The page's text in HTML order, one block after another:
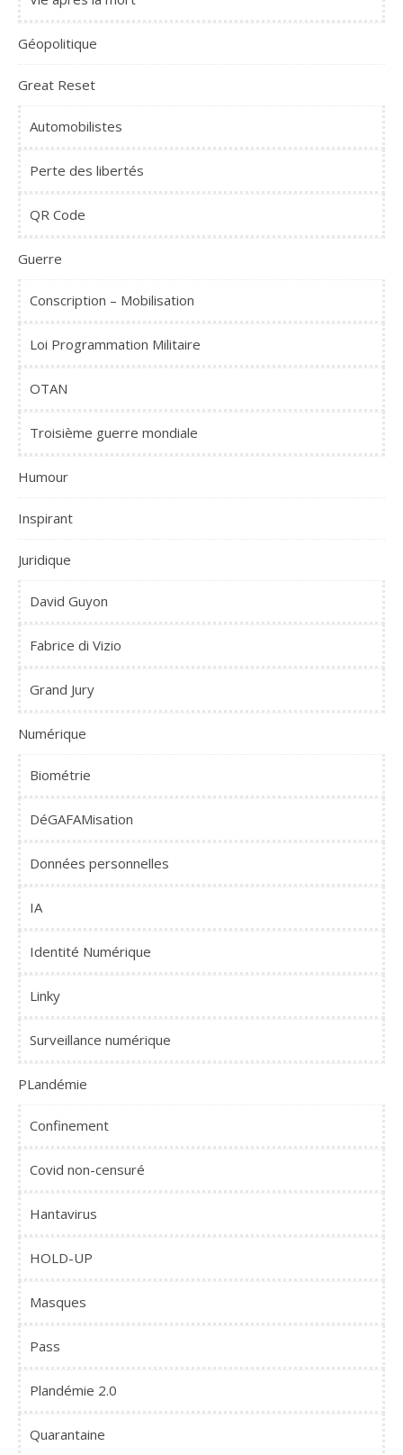
Géopolitique
Great Reset
Automobilistes
Perte des libertés
QR Code
Guerre
Conscription – Mobilisation
Loi Programmation Militaire
OTAN
Troisième guerre mondiale
Humour
Inspirant
Juridique
David Guyon
Fabrice di Vizio
Grand Jury
Numérique
Biométrie
DéGAFAMisation
Données personnelles
IA
Identité Numérique
Linky
Surveillance numérique
PLandémie
Confinement
Covid non-censuré
Hantavirus
HOLD-UP
Masques
Pass
Plandémie 2.0
Quarantaine